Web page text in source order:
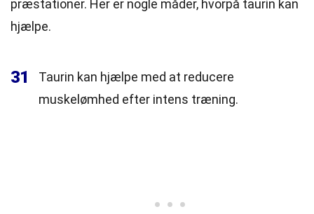
præstationer. Her er nogle måder, hvorpå taurin kan
hjælpe.
31
Taurin kan hjælpe med at reducere
muskelømhed efter intens træning.